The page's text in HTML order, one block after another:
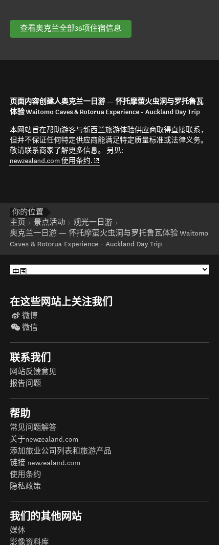
查看奥克兰全部36项住宿信息
页面内容创建人奥克兰一日游 — 怀托摩萤火虫洞与罗托鲁瓦
体验 Waitomo Caves & Rotorua Experience - Auckland Day Trip
本网站旨在帮助游客与新西兰旅游体验供应商取得直接联系，
但并不保证任何特定供应商能满足特定质量标准或法律义务。
敬请联系商家了解更多信息。 另见:
newzealand.com 使用条约. (opens in new window)
你的位置
主页
景点活动
观光一日游
奥克兰一日游 — 怀托摩萤火虫洞与罗托鲁瓦体验 Waitomo
Caves & Rotorua Experience - Auckland Day Trip
在这些网站上关注我们
微博
微信
联系我们
网站反馈意见
报告问题
帮助
常见问题解答
关于newzealand.com
添加旅业公司列表和旅游产品
链接 newzealand.com
使用条约
隐私政策
我们的其他网站
媒体
影像资料库